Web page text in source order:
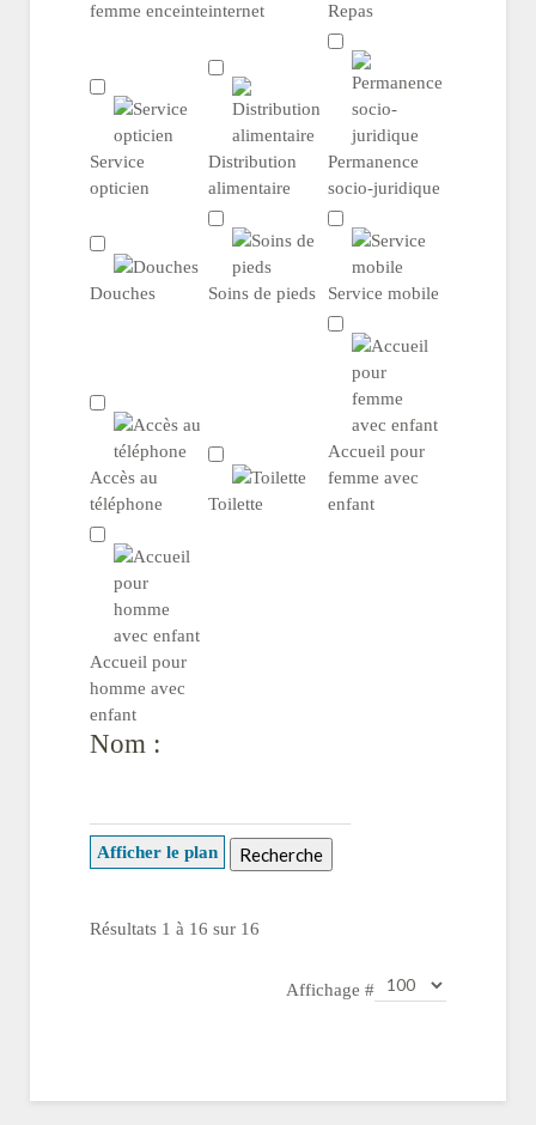
femme enceinteinternet
Repas
Service
opticien
Distribution
alimentaire
Permanence
socio-juridique
Douches Soins de pieds Service mobile
Accès au
téléphone
Toilette
Accueil pour
femme avec
enfant
Accueil pour
homme avec
enfant
Nom :
Afficher le plan
Résultats 1 à 16 sur 16
Affichage #